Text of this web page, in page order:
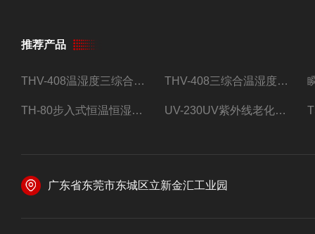
推荐产品
THV-408温湿度三综合试验箱 THV-408三综合温湿度振动试验箱
TH-80步入式恒温恒湿试验房 UV-230UV紫外线老化试验箱
广东省东莞市东城区立新金汇工业园